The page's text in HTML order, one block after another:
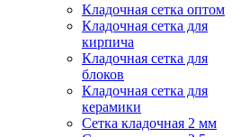
Кладочная сетка оптом
Кладочная сетка для
кирпича
Кладочная сетка для
блоков
Кладочная сетка для
керамики
Сетка кладочная 2 мм